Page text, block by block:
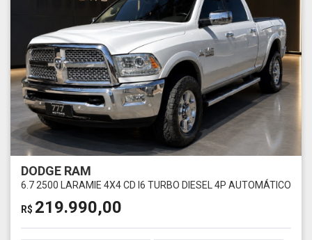
DODGE RAM
6.7 2500 LARAMIE 4X4 CD I6 TURBO DIESEL 4P AUTOMÁTICO
R$ 219.990,00